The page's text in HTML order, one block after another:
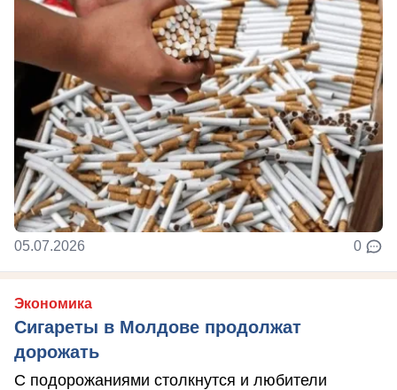
05.07.2026 0
Экономика
Сигареты в Молдове продолжат
дорожать
С подорожаниями столкнутся и любители